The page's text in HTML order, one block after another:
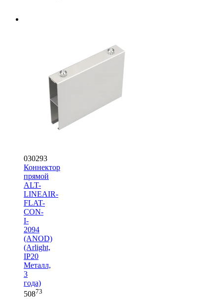
030293
Коннектор
прямой
ALT-
LINEAIR-
FLAT-
CON-
I-
2094
(ANOD)
(Arlight,
IP20
Металл,
3
года)
50873